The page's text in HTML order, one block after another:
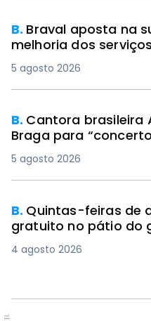
B. Braval aposta na
melhoria dos
5 agosto 2026
B. Cantora brasileira
Braga para
5 agosto 2026
B. Quintas-feiras de
gratuito no pátio do
4 agosto 2026